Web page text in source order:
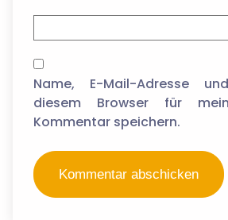
Name, E-Mail-Adresse
diesem Browser für
Kommentar speichern.